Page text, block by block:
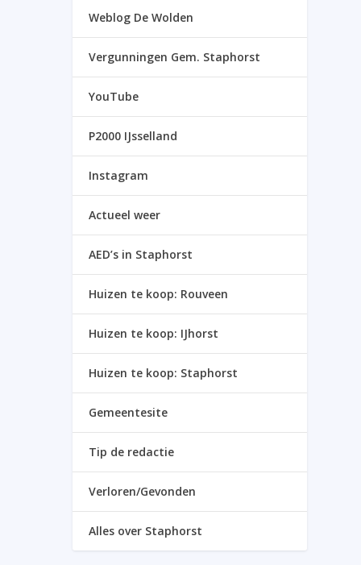
Weblog De Wolden
Vergunningen Gem. Staphorst
YouTube
P2000 IJsselland
Instagram
Actueel weer
AED’s in Staphorst
Huizen te koop: Rouveen
Huizen te koop: IJhorst
Huizen te koop: Staphorst
Gemeentesite
Tip de redactie
Verloren/Gevonden
Alles over Staphorst